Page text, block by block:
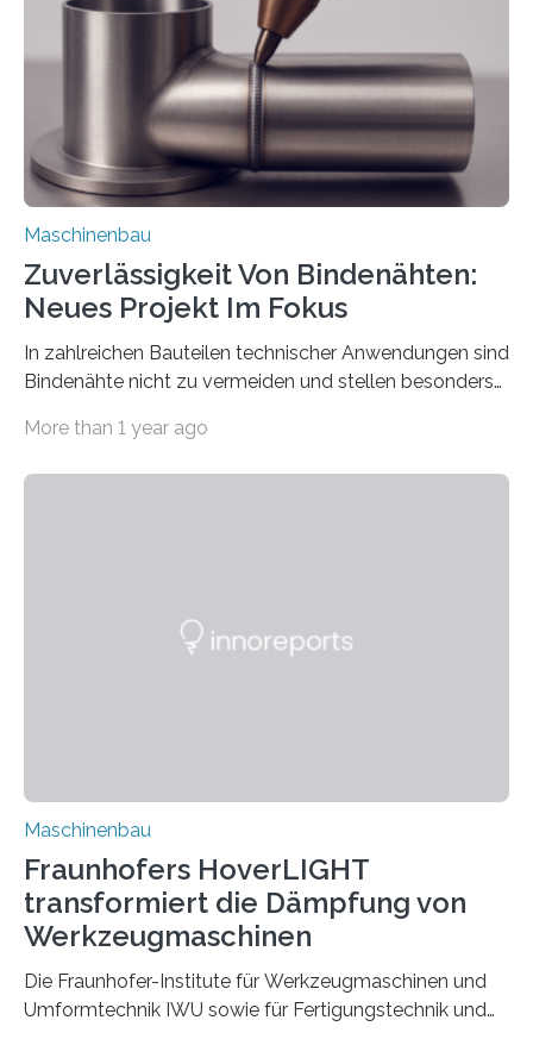
besser in spezifische Unternehmensprozesse
einzubinden. Sankt Augustin – Zur Messe FACHPACK
vom 23. bis 25. September in Nürnberg…
Maschinenbau
Zuverlässigkeit Von Bindenähten:
Neues Projekt Im Fokus
In zahlreichen Bauteilen technischer Anwendungen sind
Bindenähte nicht zu vermeiden und stellen besonders
Matrixmaterials eine große Herausforderung dar.
Durch den verstärkten Einsatz von Rezyklaten
More than 1 year ago
Maschinenbau
Fraunhofers HoverLIGHT
transformiert die Dämpfung von
Werkzeugmaschinen
Die Fraunhofer-Institute für Werkzeugmaschinen und
Umformtechnik IWU sowie für Fertigungstechnik und